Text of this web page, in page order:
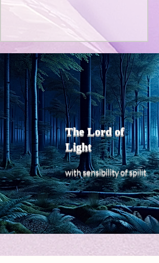
Title: Death Affirmation as
a Generator of Mental
Vitality
Title: Death Affirmation as a
Generator of Mental Vitality
AbstractThis paper argues
that “death affirmation” is
fundamentally different from
the classical psychological
concept of “death
acceptance.”
The Lord of
Light
withsensibilityofspilit